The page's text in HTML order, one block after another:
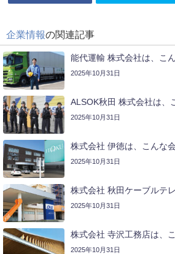
企業情報の関連記事
能代運輸 株式会社は、こ
2025年10月31日
ALSOK秋田 株式会社は、
2025年10月31日
株式会社 伊徳は、こんな
2025年10月31日
株式会社 秋田ケーブルテ
2025年10月31日
株式会社 寺沢工務店は、
2025年10月31日